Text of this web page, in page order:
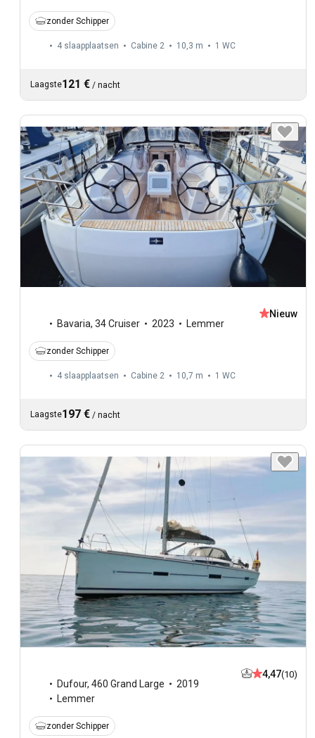
zonder Schipper
4 slaapplaatsen Cabine 2 10,3 m 1 WC
Laagste121 € / nacht
Bavaria, 34 Cruiser 2023 Lemmer
Nieuw
zonder Schipper
4 slaapplaatsen Cabine 2 10,7 m 1 WC
Laagste197 € / nacht
Dufour, 460 Grand Large
2019
Lemmer
4,47(10)
zonder Schipper